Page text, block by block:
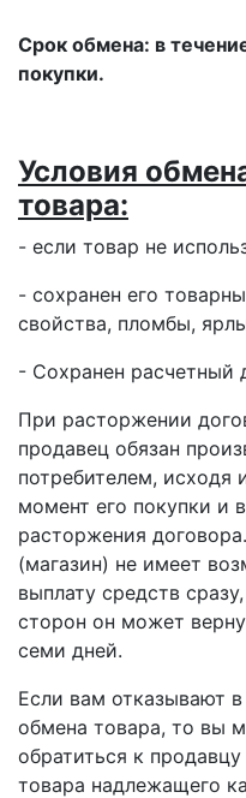
Срок обмена: в
покупки.
Условия
товара:
- если товар не
- сохранен его
свойства, пломбы,
- Сохранен расчетный
При расторжении
продавец обязан
потребителем, исходя
момент его покупки и
расторжения
(магазин) не имеет
выплату средств
сторон он может
семи дней.
Если вам отказывают
обмена товара, то вы
обратиться к
товара надлежащего